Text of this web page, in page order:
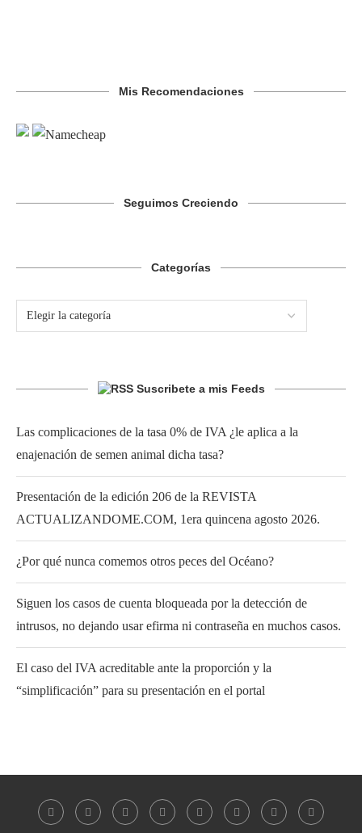
Mis Recomendaciones
Seguimos Creciendo
Categorías
Suscribete a mis Feeds
Las complicaciones de la tasa 0% de IVA ¿le aplica a la
enajenación de semen animal dicha tasa?
Presentación de la edición 206 de la REVISTA
ACTUALIZANDOME.COM, 1era quincena agosto 2026.
¿Por qué nunca comemos otros peces del Océano?
Siguen los casos de cuenta bloqueada por la detección de
intrusos, no dejando usar efirma ni contraseña en muchos casos.
El caso del IVA acreditable ante la proporción y la
“simplificación” para su presentación en el portal